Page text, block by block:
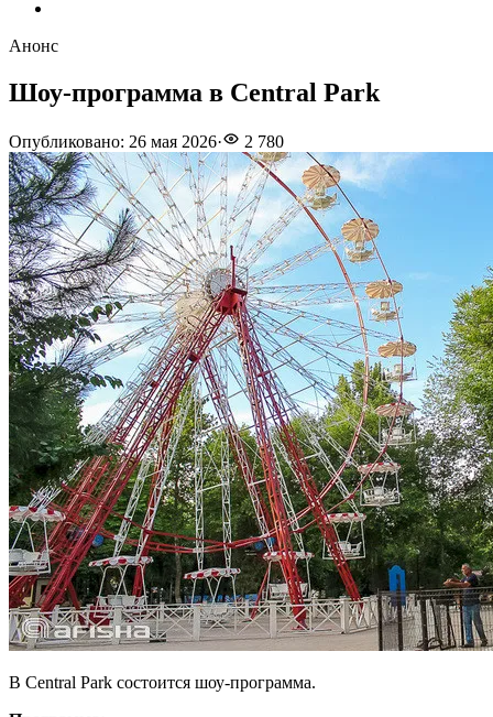
Анонс
Шоу-программа в Central Park
Опубликовано: 26 мая 2026· 2 780
В Central Park состоится шоу-программа.